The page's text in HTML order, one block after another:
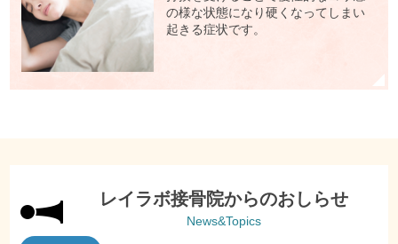
の様な状態になり硬くなってしまい
起きる症状です。
レイラボ接骨院からのおしらせ
News&Topics